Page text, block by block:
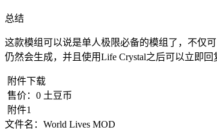
总结
这款模组可以说是单人极限必备的模组了，不仅
仍然会生成，并且使用Life Crystal之后可以立即回
附件下载
售价： 0 土豆币
附件1
文件名： World Lives MOD